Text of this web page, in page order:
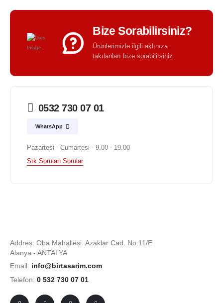
Bize Sorabilirsiniz?
Ürünlerimizle ilgili aklınıza
takılanları bize sorabilirsiniz.
0532 730 07 01
WhatsApp
Pazartesi - Cumartesi - 9.00 - 19.00
Sık Sorulan Sorular
Addres: Oba Mahallesi. Azaklar Cad. No:11/E
Alanya - ANTALYA
Email: info@birtasarim.com
Telefon: 0 532 730 07 01